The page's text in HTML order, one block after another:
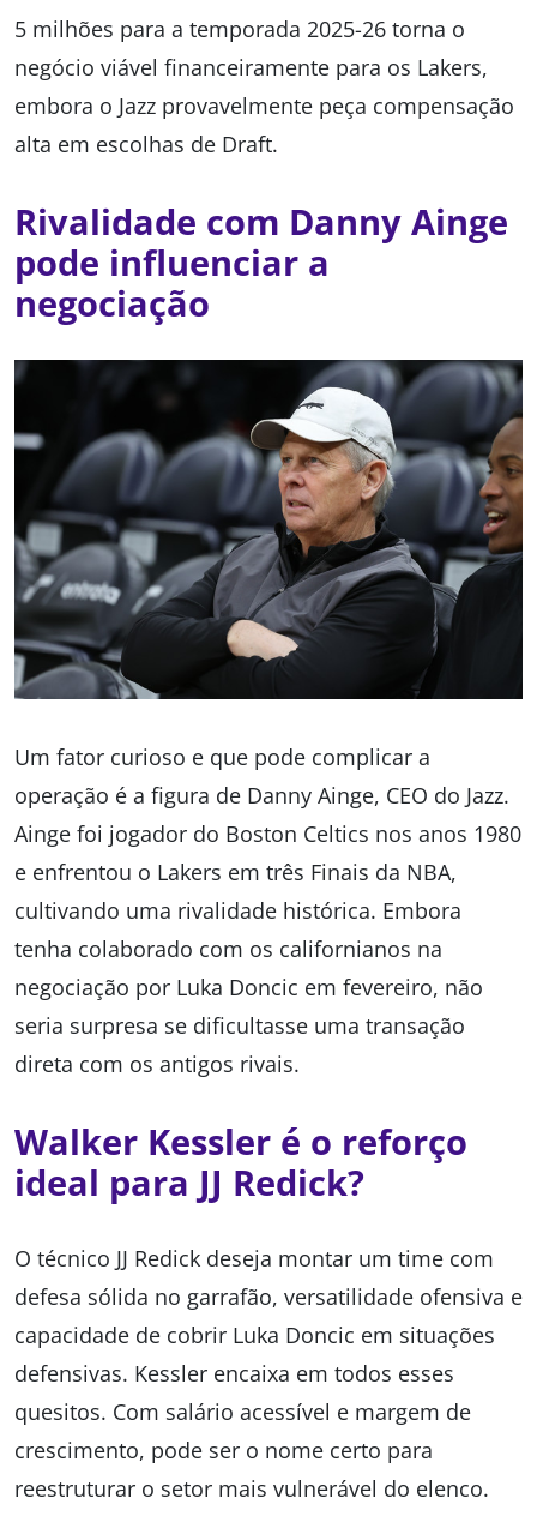
5 milhões para a temporada 2025-26 torna o
negócio viável financeiramente para os Lakers,
embora o Jazz provavelmente peça compensação
alta em escolhas de Draft.
Rivalidade com Danny Ainge
pode influenciar a
negociação
Um fator curioso e que pode complicar a
operação é a figura de Danny Ainge, CEO do Jazz.
Ainge foi jogador do Boston Celtics nos anos 1980
e enfrentou o Lakers em três Finais da NBA,
cultivando uma rivalidade histórica. Embora
tenha colaborado com os californianos na
negociação por Luka Doncic em fevereiro, não
seria surpresa se dificultasse uma transação
direta com os antigos rivais.
Walker Kessler é o reforço
ideal para JJ Redick?
O técnico JJ Redick deseja montar um time com
defesa sólida no garrafão, versatilidade ofensiva e
capacidade de cobrir Luka Doncic em situações
defensivas. Kessler encaixa em todos esses
quesitos. Com salário acessível e margem de
crescimento, pode ser o nome certo para
reestruturar o setor mais vulnerável do elenco.